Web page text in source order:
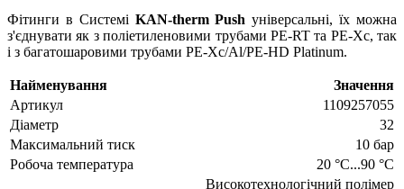
Фітинги в Системі KAN-therm Push універсальні, їх можна
з'єднувати як з поліетиленовими трубами PE-RT та PE-Xc, так
і з багатошаровими трубами PE-Xc/Al/PE-HD Platinum.
Найменування
Значення
Артикул
1109257055
Діаметр
32
Максимальний тиск
10 бар
Робоча температура
20 °C...90 °C
Високотехнологічний полімер